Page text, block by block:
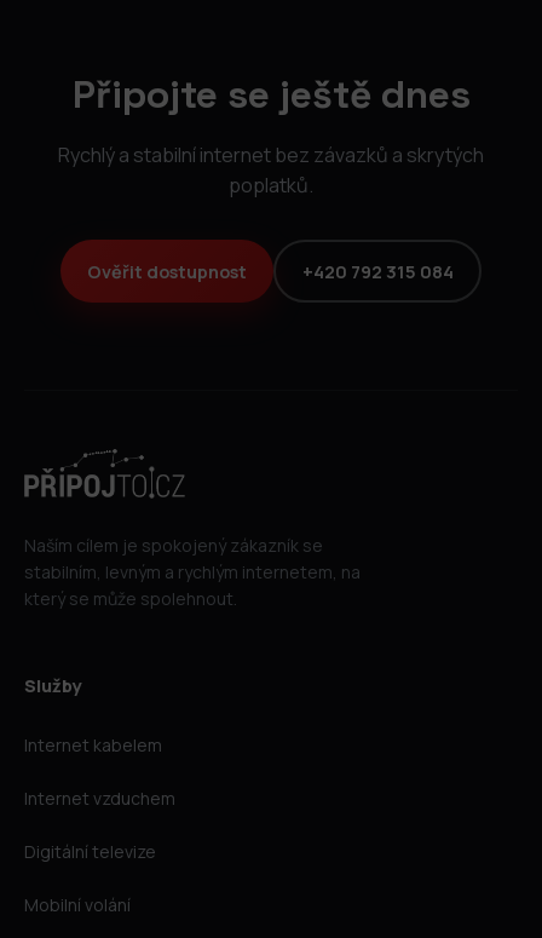
Připojte se ještě dnes
Rychlý a stabilní internet bez závazků a skrytých
poplatků.
Ověřit dostupnost +420 792 315 084
Naším cílem je spokojený zákazník se
stabilním, levným a rychlým internetem, na
který se může spolehnout.
Služby
Internet kabelem
Internet vzduchem
Digitální televize
Mobilní volání